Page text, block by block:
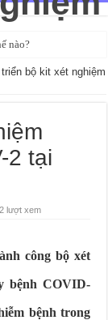
nào?
nào?
biến
gì?
triển bộ kit xét nghiệm
2 tại
lượt xem
công bộ xét
bệnh COVID-
bệnh trong